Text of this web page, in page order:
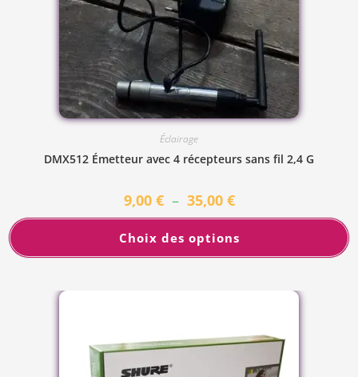
Éclairage
DMX512 Émetteur avec 4 récepteurs sans fil 2,4 G
9,00 € – 35,00 €
Choix des options